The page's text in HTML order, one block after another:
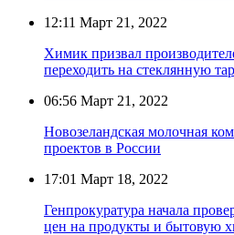
12:11 Март 21, 2022
Химик призвал
переходить на стеклянную
06:56 Март 21, 2022
Новозеландская молочная
проектов в России
17:01 Март 18, 2022
Генпрокуратура начала
цен на продукты и бытовую